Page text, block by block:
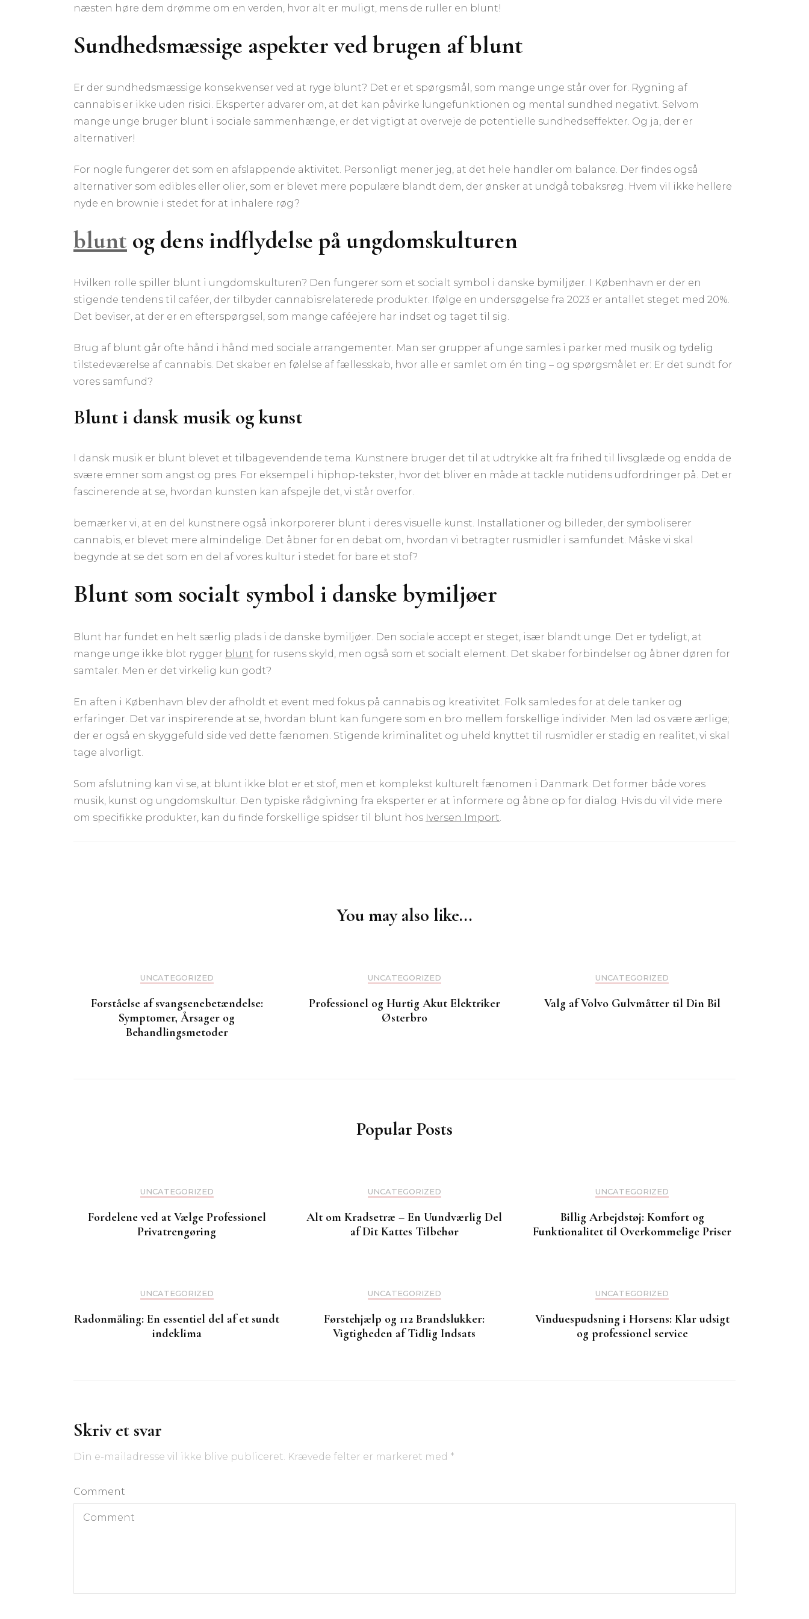
næsten høre dem drømme om en verden, hvor alt er muligt, mens de ruller en blunt!
Sundhedsmæssige aspekter ved brugen af blunt
Er der sundhedsmæssige konsekvenser ved at ryge blunt? Det er et spørgsmål, som mange unge står over for. Rygning af
cannabis er ikke uden risici. Eksperter advarer om, at det kan påvirke lungefunktionen og mental sundhed negativt. Selvom
mange unge bruger blunt i sociale sammenhænge, er det vigtigt at overveje de potentielle sundhedseffekter. Og ja, der er
alternativer!
For nogle fungerer det som en afslappende aktivitet. Personligt mener jeg, at det hele handler om balance. Der findes også
alternativer som edibles eller olier, som er blevet mere populære blandt dem, der ønsker at undgå tobaksrøg. Hvem vil ikke hellere
nyde en brownie i stedet for at inhalere røg?
blunt og dens indflydelse på ungdomskulturen
Hvilken rolle spiller blunt i ungdomskulturen? Den fungerer som et socialt symbol i danske bymiljøer. I København er der en
stigende tendens til caféer, der tilbyder cannabisrelaterede produkter. Ifølge en undersøgelse fra 2023 er antallet steget med 20%.
Det beviser, at der er en efterspørgsel, som mange caféejere har indset og taget til sig.
Brug af blunt går ofte hånd i hånd med sociale arrangementer. Man ser grupper af unge samles i parker med musik og tydelig
tilstedeværelse af cannabis. Det skaber en følelse af fællesskab, hvor alle er samlet om én ting – og spørgsmålet er: Er det sundt for
vores samfund?
Blunt i dansk musik og kunst
I dansk musik er blunt blevet et tilbagevendende tema. Kunstnere bruger det til at udtrykke alt fra frihed til livsglæde og endda de
svære emner som angst og pres. For eksempel i hiphop-tekster, hvor det bliver en måde at tackle nutidens udfordringer på. Det er
fascinerende at se, hvordan kunsten kan afspejle det, vi står overfor.
bemærker vi, at en del kunstnere også inkorporerer blunt i deres visuelle kunst. Installationer og billeder, der symboliserer
cannabis, er blevet mere almindelige. Det åbner for en debat om, hvordan vi betragter rusmidler i samfundet. Måske vi skal
begynde at se det som en del af vores kultur i stedet for bare et stof?
Blunt som socialt symbol i danske bymiljøer
Blunt har fundet en helt særlig plads i de danske bymiljøer. Den sociale accept er steget, især blandt unge. Det er tydeligt, at
mange unge ikke blot rygger blunt for rusens skyld, men også som et socialt element. Det skaber forbindelser og åbner døren for
samtaler. Men er det virkelig kun godt?
En aften i København blev der afholdt et event med fokus på cannabis og kreativitet. Folk samledes for at dele tanker og
erfaringer. Det var inspirerende at se, hvordan blunt kan fungere som en bro mellem forskellige individer. Men lad os være ærlige;
der er også en skyggefuld side ved dette fænomen. Stigende kriminalitet og uheld knyttet til rusmidler er stadig en realitet, vi skal
tage alvorligt.
Som afslutning kan vi se, at blunt ikke blot er et stof, men et komplekst kulturelt fænomen i Danmark. Det former både vores
musik, kunst og ungdomskultur. Den typiske rådgivning fra eksperter er at informere og åbne op for dialog. Hvis du vil vide mere
om specifikke produkter, kan du finde forskellige spidser til blunt hos Iversen Import
You may also like...
UNCATEGORIZED
Forståelse af svangsenebetændelse:
Symptomer, Årsager og
Behandlingsmetoder
UNCATEGORIZED
Professionel og Hurtig Akut Elektriker
Østerbro
UNCATEGORIZED
Valg af Volvo Gulvmåtter til Din Bil
Popular Posts
UNCATEGORIZED
Fordelene ved at Vælge Professionel
Privatrengøring
UNCATEGORIZED
Alt om Kradsetræ – En Uundværlig Del
af Dit Kattes Tilbehør
UNCATEGORIZED
Billig Arbejdstøj: Komfort og
Funktionalitet til Overkommelige Priser
UNCATEGORIZED
Radonmåling: En essentiel del af et sundt
indeklima
UNCATEGORIZED
Førstehjælp og 112 Brandslukker:
Vigtigheden af Tidlig Indsats
UNCATEGORIZED
Vinduespudsning i Horsens: Klar udsigt
og professionel service
Skriv et svar
Din e-mailadresse vil ikke blive publiceret. Krævede felter er markeret med *
Comment